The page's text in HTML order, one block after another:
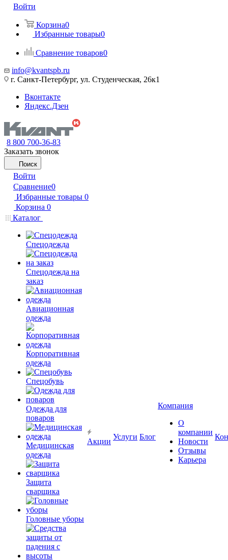
Войти
Корзина0
Избранные товары0
Сравнение товаров0
info@kvantspb.ru
г. Санкт-Петербург, ул. Студенческая, 26к1
Вконтакте
Яндекс.Дзен
8 800 700-36-83
Заказать звонок
Поиск
Войти
Сравнение0
Избранные товары 0
Корзина 0
Каталог
Спецодежда
Спецодежда на
заказ
Авиационная
одежда
Корпоративная
одежда
Спецобувь
Одежда для
поваров
Медицинская
одежда
Защита
сварщика
Головные уборы
Акции
Услуги Блог
Компания
О
компании
Новости
Отзывы
Карьера